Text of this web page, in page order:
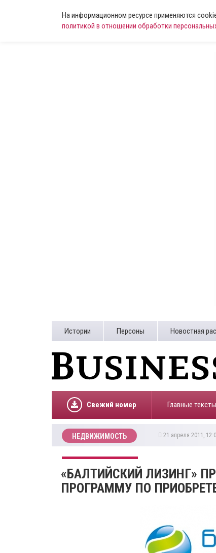
На информационном ресурсе применяются
политикой в отношении обработки
Истории Персоны Новостная
Свежий номер Главные тексты
НЕДВИЖИМОСТЬ 21 апреля 2011,
«БАЛТИЙСКИЙ ЛИЗИНГ»
ПРОГРАММУ ПО